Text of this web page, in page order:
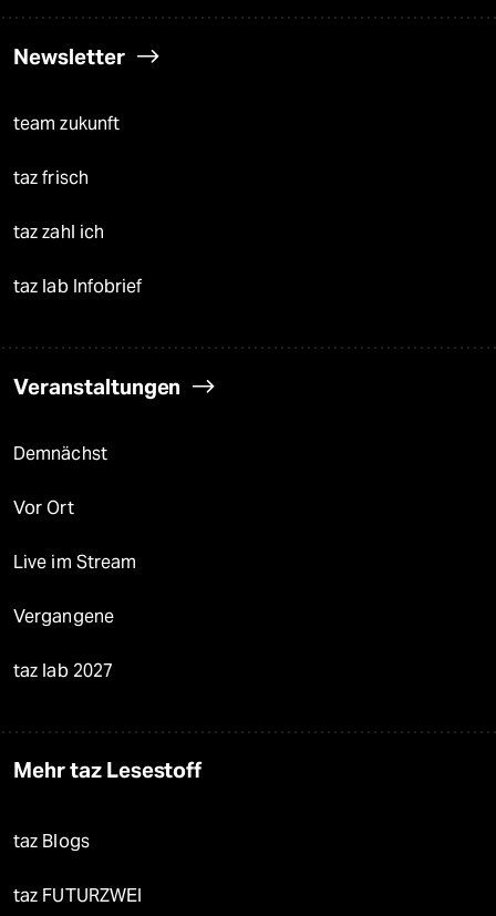
Newsletter
team zukunft
taz frisch
taz zahl ich
taz lab Infobrief
Veranstaltungen
Demnächst
Vor Ort
Live im Stream
Vergangene
taz lab 2027
Mehr taz Lesestoff
taz Blogs
taz FUTURZWEI